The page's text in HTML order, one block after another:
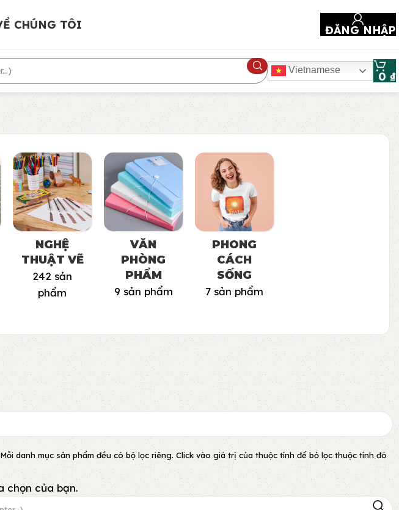
CHÚNG TÔI ĐĂNG NHẬP
Vietnamese 0 ₫
NGHỆ
THUẬT VẼ
242 sản
phẩm
VĂN
PHÒNG
PHẨM
9 sản phẩm
PHONG
CÁCH
SỐNG
7 sản phẩm
Mỗi danh mục sản phẩm đều có bộ lọc riêng. Click vào giá trị của thuộc tính để bỏ lọc thuộc tính đó
chọn của bạn.